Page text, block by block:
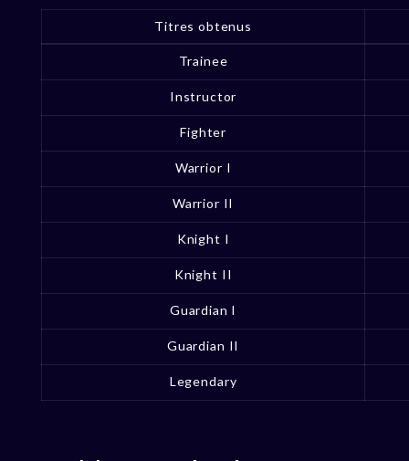
Titres obtenus
Trainee
Instructor
Fighter
Warrior I
Warrior II
Knight I
Knight II
Guardian I
Guardian II
Legendary